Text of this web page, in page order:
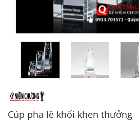
Cúp pha lê khối khen thưởng